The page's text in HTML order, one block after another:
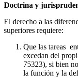
Doctrina y
El derecho a las
superiores requiere:
Que las tareas
excedan del
75323), si bien
la función y la